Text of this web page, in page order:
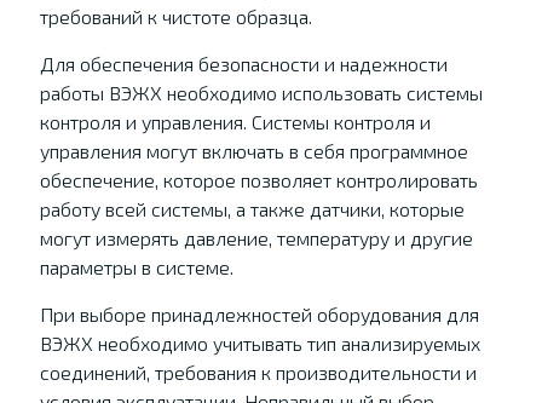
требований к чистоте образца.
Для обеспечения безопасности и надежности
работы ВЭЖХ необходимо использовать системы
контроля и управления. Системы контроля и
управления могут включать в себя программное
обеспечение, которое позволяет контролировать
работу всей системы, а также датчики, которые
могут измерять давление, температуру и другие
параметры в системе.
При выборе принадлежностей оборудования для
ВЭЖХ необходимо учитывать тип анализируемых
соединений, требования к производительности и